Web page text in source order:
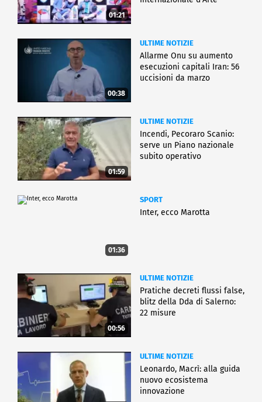
01:21
00:38
ULTIME NOTIZIE
Allarme Onu su aumento
esecuzioni capitali Iran: 56
uccisioni da marzo
01:59
ULTIME NOTIZIE
Incendi, Pecoraro Scanio:
serve un Piano nazionale
subito operativo
01:36
SPORT
Inter, ecco Marotta
00:56
ULTIME NOTIZIE
Pratiche decreti flussi false,
blitz della Dda di Salerno:
22 misure
ULTIME NOTIZIE
Leonardo, Macrì: alla guida
nuovo ecosistema
innovazione